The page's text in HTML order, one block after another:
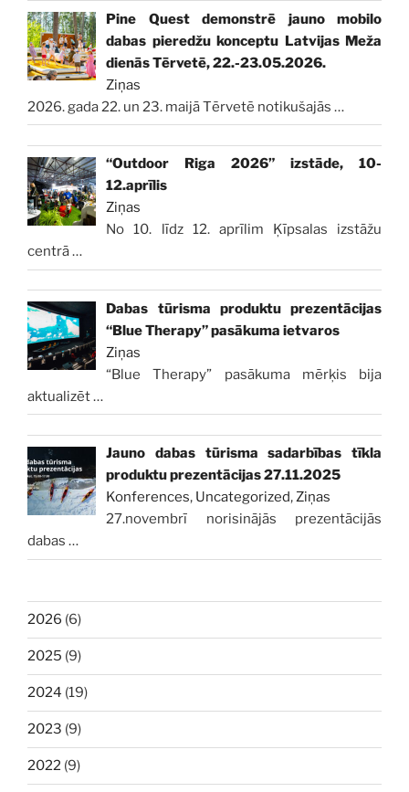
Pine Quest demonstrē jauno mobilo
dabas pieredžu konceptu Latvijas Meža
dienās Tērvetē, 22.-23.05.2026.
Ziņas
2026. gada 22. un 23. maijā Tērvetē notikušajās …
“Outdoor Riga 2026” izstāde, 10-
12.aprīlis
Ziņas
No 10. līdz 12. aprīlim Ķīpsalas izstāžu
centrā…
Dabas tūrisma produktu prezentācijas
“Blue Therapy” pasākuma ietvaros
Ziņas
“Blue Therapy” pasākuma mērķis bija
aktualizēt…
Jauno dabas tūrisma sadarbības tīkla
produktu prezentācijas 27.11.2025
Konferences, Uncategorized,Ziņas
27.novembrī norisinājās prezentācijās
dabas …
2026 (6)
2025 (9)
2024 (19)
2023 (9)
2022 (9)